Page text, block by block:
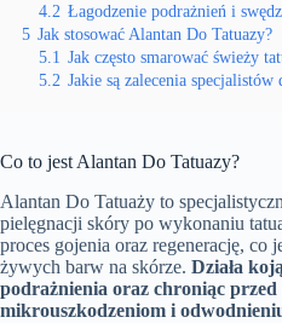
4.2 Łagodzenie podrażnień i
5 Jak stosować Alantan Do Tatuazy?
5.1 Jak często smarować świeży
5.2 Jakie są zalecenia specjalistów
Co to jest Alantan Do Tatuazy?
Alantan Do Tatuaży to
pielęgnacji skóry po wykonaniu
proces gojenia oraz regenerację, co
żywych barw na skórze. Działa
podrażnienia oraz chroniąc przed
mikrouszkodzeniom i